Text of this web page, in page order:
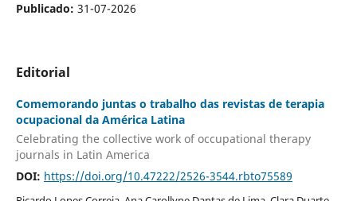
Publicado: 31-07-2026
Editorial
Comemorando juntas o trabalho das revistas de terapia
ocupacional da América Latina
Celebrating the collective work of occupational therapy
journals in Latin America
DOI: https://doi.org/10.47222/2526-3544.rbto75589